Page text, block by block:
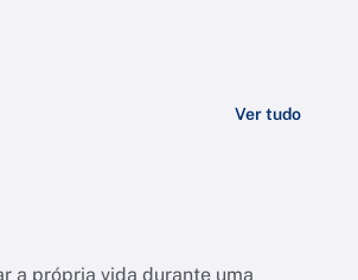
Ver tudo
a própria vida durante uma